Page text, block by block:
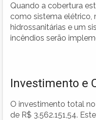
Quando a cobertura
como sistema elétrico,
hidrossanitárias e um
incêndios serão
Investimento e
O investimento total
de R$ 3.562.151,54.